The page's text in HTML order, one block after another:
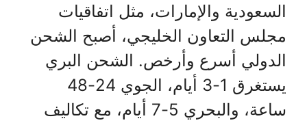
السعودية والإمارات، مثل اتفاقيات
مجلس التعاون الخليجي، أصبح الشحن
الدولي أسرع وأرخص. الشحن البري
يستغرق 1-3 أيام، الجوي 24-48
ساعة، والبحري 5-7 أيام، مع تكاليف